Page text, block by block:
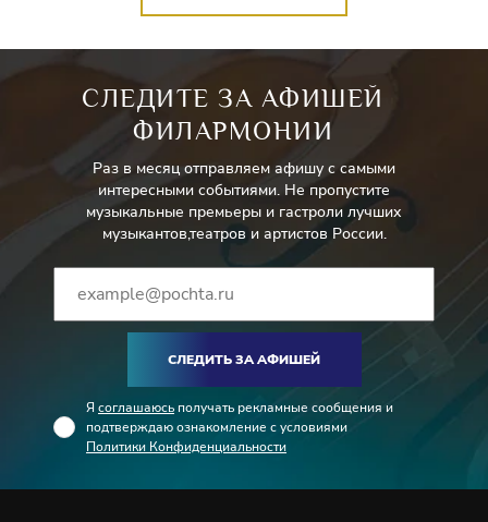
Кузнецова, Дарина Темирбулатова, Евгения Тищенко
международных конкурсовФилармонический хор им.
В.И.СафоноваСЛЕДИТЕ ЗА АФИШЕЙ
ФИЛАРМОНИИ
Раз в месяц отправляем афишу с самыми
интересными событиями. Не пропустите
музыкальные премьеры и гастроли лучших
музыкантов,театров и артистов России.
СЛЕДИТЬ ЗА АФИШЕЙ
Я соглашаюсь получать рекламные сообщения и
подтверждаю ознакомление с условиями
Политики Конфиденциальности